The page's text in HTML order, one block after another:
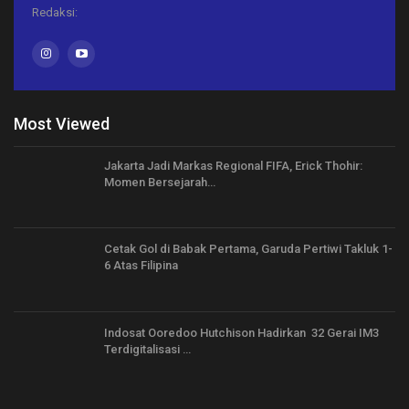
Redaksi:
Most Viewed
Jakarta Jadi Markas Regional FIFA, Erick Thohir:
Momen Bersejarah…
Cetak Gol di Babak Pertama, Garuda Pertiwi Takluk 1-
6 Atas Filipina
Indosat Ooredoo Hutchison Hadirkan 32 Gerai IM3
Terdigitalisasi …